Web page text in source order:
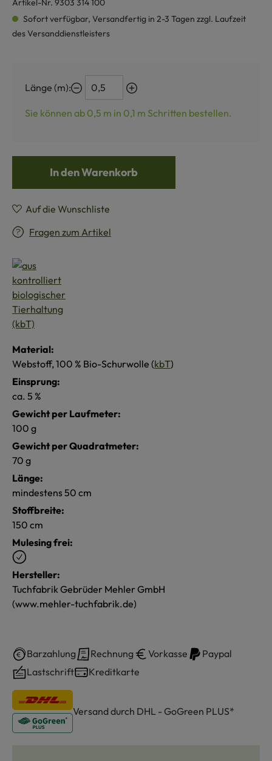
Sofort verfügbar, Versandfertig in 2-3 Tagen zzgl. Laufzeit
des Versanddienstleisters
Länge (m):
Sie können ab 0,5 m in 0,1 m Schritten bestellen.
In den Warenkorb
Auf die Wunschliste
Fragen zum Artikel
Material:
Webstoff, 100 % Bio-Schurwolle (kbT)
Einsprung:
ca. 5 %
Gewicht per Laufmeter:
100 g
Gewicht per Quadratmeter:
70 g
Länge:
mindestens 50 cm
Stoffbreite:
150 cm
Mulesing frei:
Hersteller:
Tuchfabrik Gebrüder Mehler GmbH
(www.mehler-tuchfabrik.de)
Barzahlung Rechnung Vorkasse
Paypal
Lastschrift
Kreditkarte
Versand durch DHL - GoGreen PLUS*